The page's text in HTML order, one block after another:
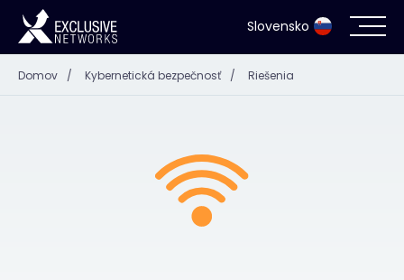
Slovensko
Domov / Kybernetická bezpečnosť / Riešenia